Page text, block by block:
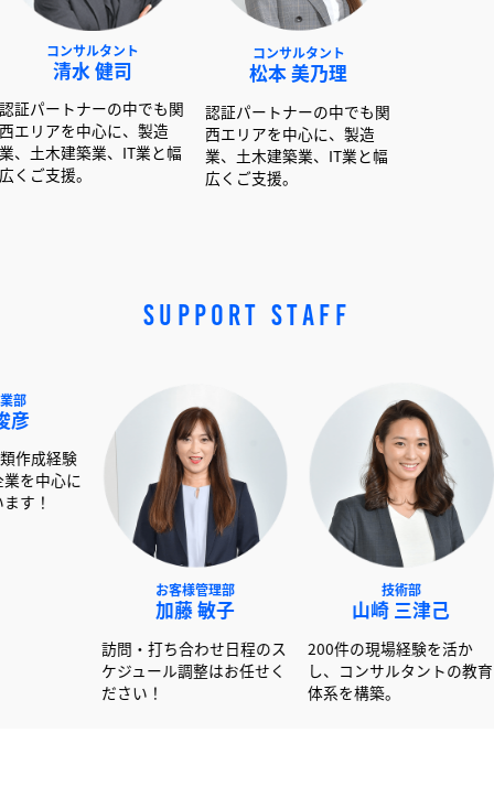
ルタント
ーの中でも関
心に、製造
業、IT業と幅
コンサルタント
松本 美乃理
認証パートナーの中でも関
西エリアを中心に、製造
業、土木建築業、IT業と幅
広くご支援。
認証パートナーの中で
西エリアを中心に、製
業、土木建築業、IT業
SUPPORT STAFF
山崎
200件の現場
し、コンサル
体系を構築。
訪問・打ち合わせ日程のス
ケジュール調整はお任せく
以上の書類作成経験
かし大手企業を中心に
ートしています！